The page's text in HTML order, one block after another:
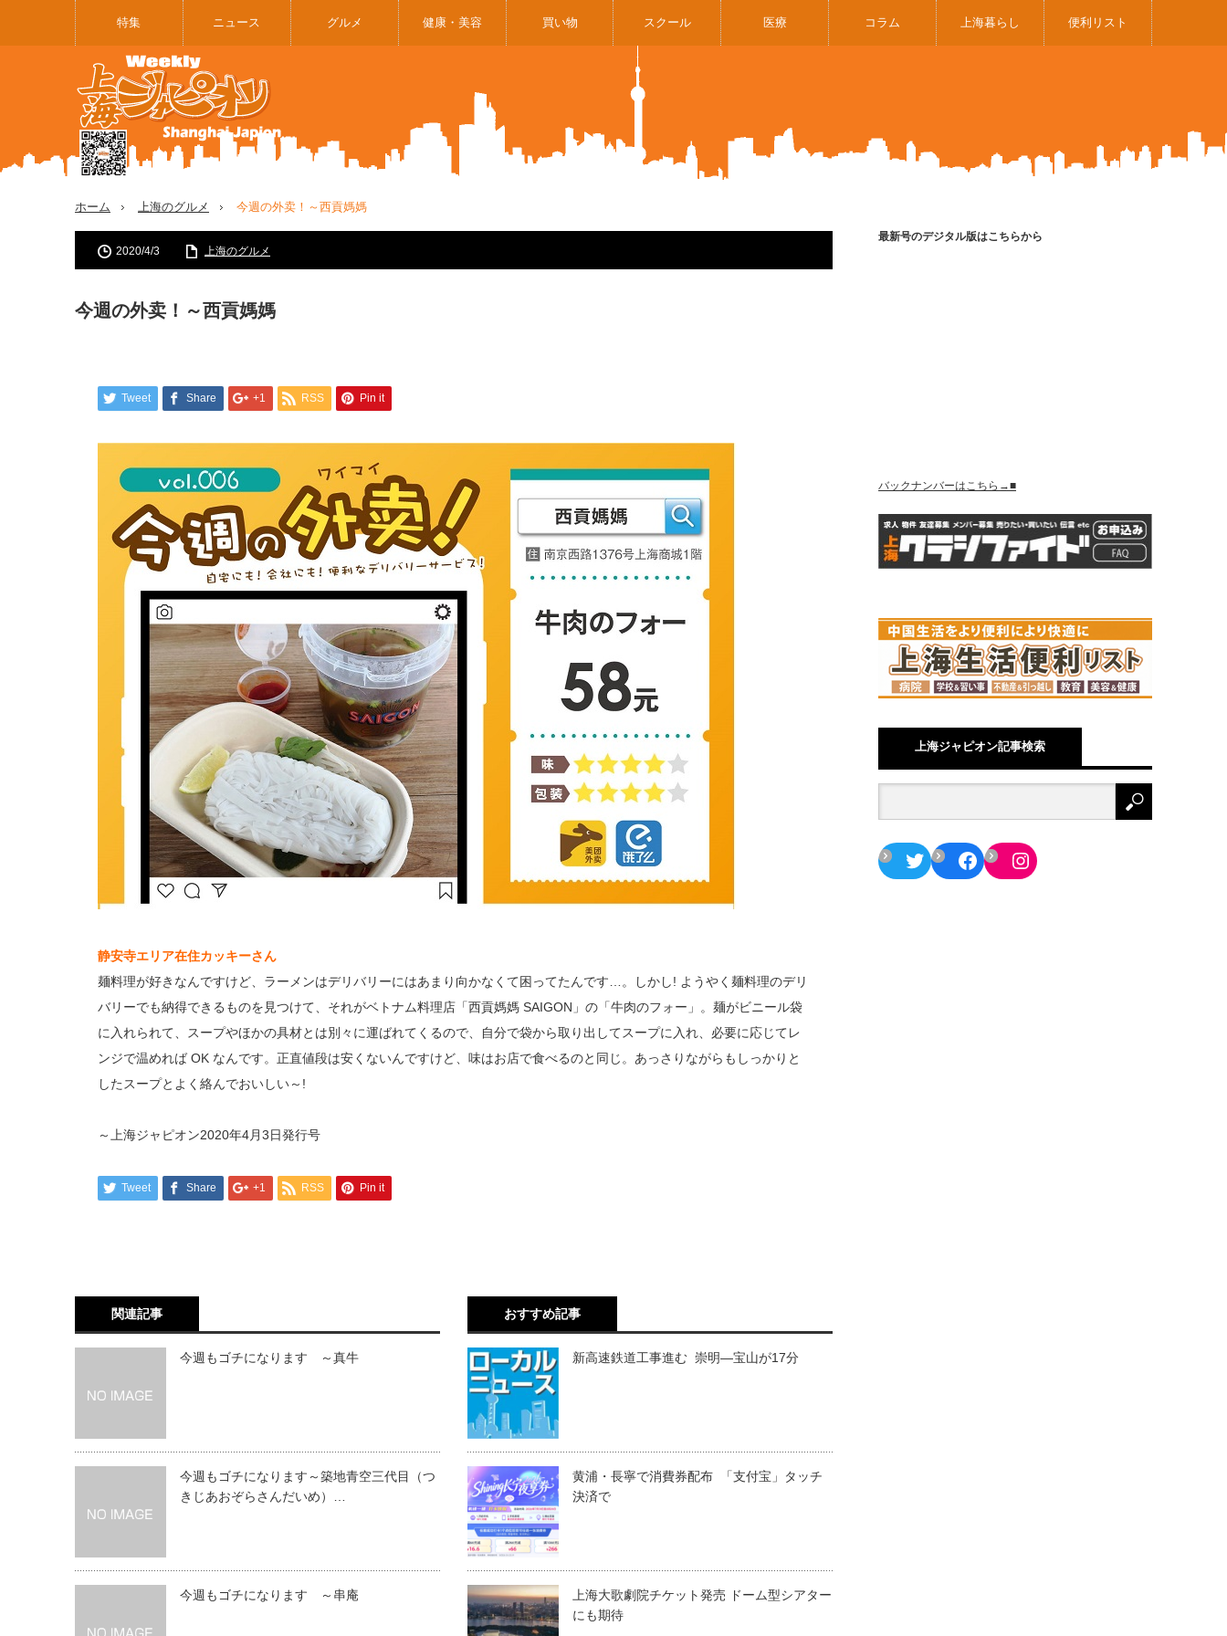
特集 ニュース グルメ 健康・美容 買い物 スクール 医療 コラム 上海暮らし 便利リスト
ホーム 上海のグルメ 今週の外卖！～西貢媽媽
2020/4/3 上海のグルメ
今週の外卖！～西貢媽媽
Tweet Share +1 RSS Pin it
静安寺エリア在住カッキーさん
麺料理が好きなんですけど、ラーメンはデリバリーにはあまり向かなくて困ってたんです…。しかし! ようやく麺料理のデリ
バリーでも納得できるものを見つけて、それがベトナム料理店「西貢媽媽 SAIGON」の「牛肉のフォー」。麺がビニール袋
に入れられて、スープやほかの具材とは別々に運ばれてくるので、自分で袋から取り出してスープに入れ、必要に応じてレ
ンジで温めれば OK なんです。正直値段は安くないんですけど、味はお店で食べるのと同じ。あっさりながらもしっかりと
したスープとよく絡んでおいしい～!
～上海ジャピオン2020年4月3日発行号
Tweet Share +1 RSS Pin it
関連記事
今週もゴチになります ～真牛
今週もゴチになります～築地青空三代目（つ
きじあおぞらさんだいめ）…
今週もゴチになります ～串庵
おすすめ記事
新高速鉄道工事進む 崇明―宝山が17分
黄浦・長寧で消費券配布 「支付宝」タッチ
決済で
上海大歌劇院チケット発売 ドーム型シアター
にも期待
最新号のデジタル版はこちらから
バックナンバーはこちら→■
上海ジャピオン記事検索
TwitterFacebookInstagram